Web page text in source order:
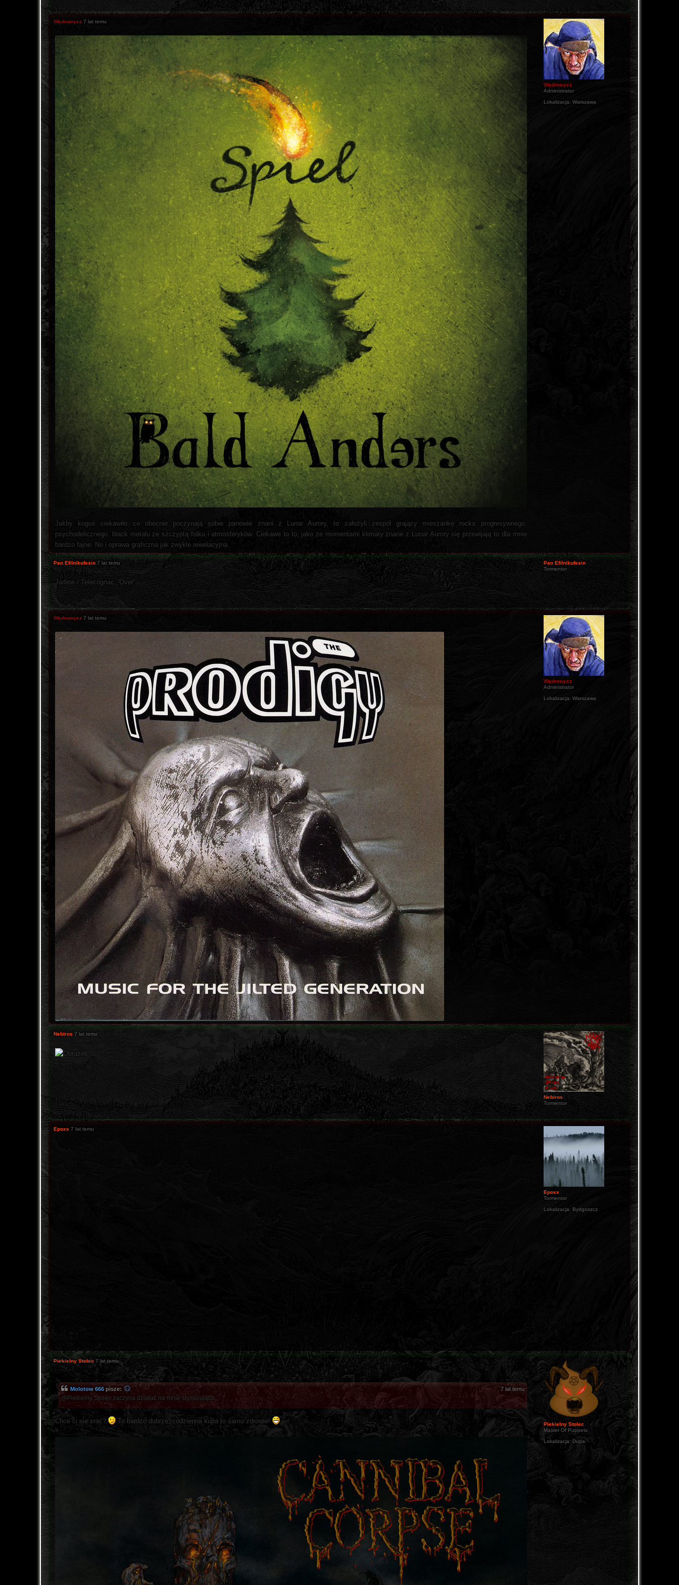
Wędrowycz
Administrator
Lokalizacja: Warszawa
Wędrowycz 7 lat temu
Jakby kogoś ciekawiło co obecnie poczynają sobie panowie znani z Lunar Aurory, to założyli zespół grający mieszankę rocka progresywnego,
psychodelicznego, black metalu ze szczyptą folku i atmosferyków. Ciekawe to to, jako że momentami klimaty znane z Lunar Aurory się przewijają to dla mnie
bardzo fajne. No i oprawa graficzna jak zwykle rewelacyjna.
Pan Efilnikufesin
Tormentor
Pan Efilnikufesin 7 lat temu
Jarboe / Telecognac ‎ 'Over'
Wędrowycz
Administrator
Lokalizacja: Warszawa
Wędrowycz 7 lat temu
Nebiros
Tormentor
Nebiros 7 lat temu
Epoxx
Tormentor
Lokalizacja: Bydgoszcz
Epoxx 7 lat temu
Piekielny Stolec
Master Of Puppets
Lokalizacja: Dupa
Piekielny Stolec 7 lat temu
Molotow 666 pisze: 7 lat temu
@Piekielny Stolec zaczyna działać na mnie stymulująco...
Chce ci się srać? To bardzo dobrze, codzienna kupa to samo zdrowie!